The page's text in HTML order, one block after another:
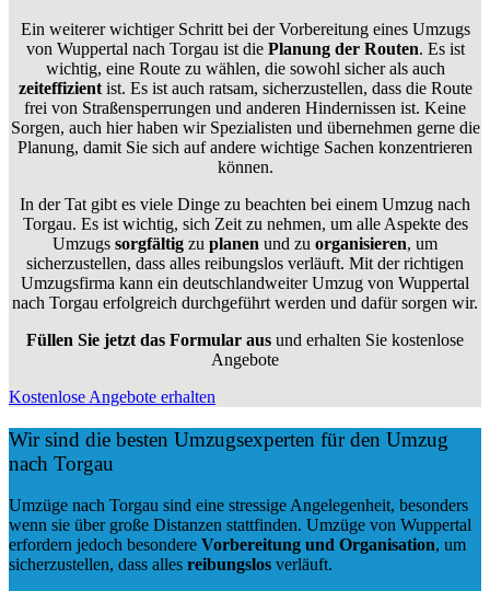
Ein weiterer wichtiger Schritt bei der Vorbereitung eines Umzugs
von Wuppertal nach Torgau ist diePlanung der Routen. Es ist
wichtig, eine Route zu wählen, die sowohl sicher als auch
zeiteffizientist. Es ist auch ratsam, sicherzustellen, dass die Route
frei von Straßensperrungen und anderen Hindernissen ist. Keine
Sorgen, auch hier haben wir Spezialisten und übernehmen gerne die
Planung, damit Sie sich auf andere wichtige Sachen konzentrieren
können.
In der Tat gibt es viele Dinge zu beachten bei einem Umzug nach
Torgau. Es ist wichtig, sich Zeit zu nehmen, um alle Aspekte des
Umzugs sorgfältig zu planen und zu organisieren, um
sicherzustellen, dass alles reibungslos verläuft. Mit der richtigen
Umzugsfirma kann ein deutschlandweiter Umzug von Wuppertal
nach Torgau erfolgreich durchgeführt werden und dafür sorgen wir.
Füllen Sie jetzt das Formular aus und erhalten Sie kostenlose
Angebote
Kostenlose Angebote erhalten
Wir sind die besten Umzugsexperten für den Umzug
nach Torgau
Umzüge nach Torgau sind eine stressige Angelegenheit, besonders
wenn sie über große Distanzen stattfinden. Umzüge von Wuppertal
erfordern jedoch besondere Vorbereitung und Organisation, um
sicherzustellen, dass alles reibungslos verläuft.